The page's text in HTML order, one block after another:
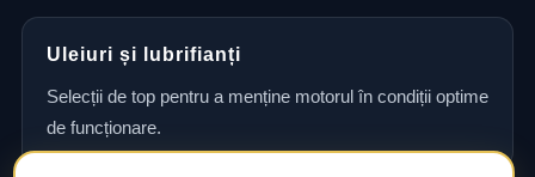
Uleiuri și lubrifianți
Selecții de top pentru a menține motorul în condiții optime
de funcționare.